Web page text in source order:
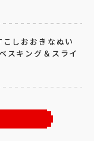
しおおきなぬい
スキング＆スライ